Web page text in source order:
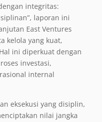
integritas:
laporan ini
East Ventures
kelola yang kuat,
ini diperkuat dengan
investasi,
internal
eksekusi yang disiplin,
nilai jangka